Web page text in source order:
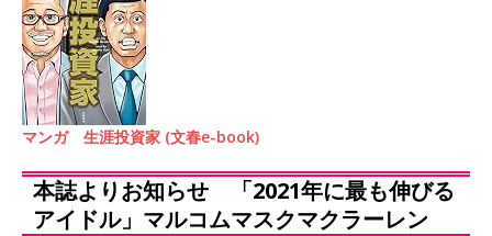
マンガ 生涯投資家 (文春e-book)
本誌よりお知らせ 「2021年に最も伸びる
アイドル」マルコムマスクマクラーレン